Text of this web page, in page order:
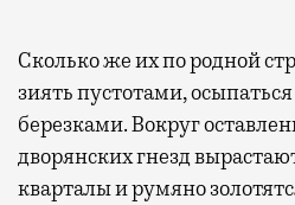
Сколько же их по родной
зиять пустотами,
березками. Вокруг
дворянских гнезд
кварталы и румяно